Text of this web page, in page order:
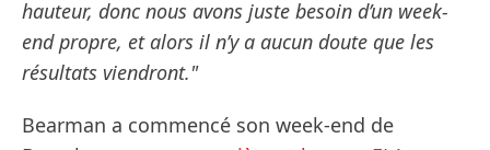
hauteur, donc nous avons juste besoin d’un week-
end propre, et alors il n’y a aucun doute que les
résultats viendront."
Bearman a commencé son week-end de